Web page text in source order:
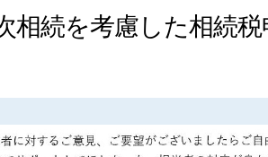
相続を考慮した相続